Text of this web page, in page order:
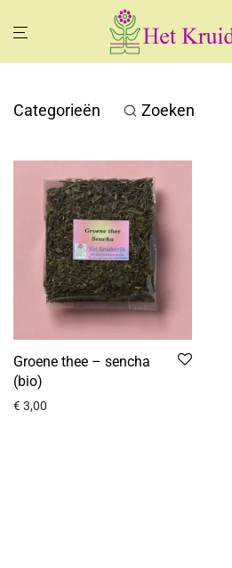
Categorieën Zoeken
Groene thee – sencha
(bio)
€3,00